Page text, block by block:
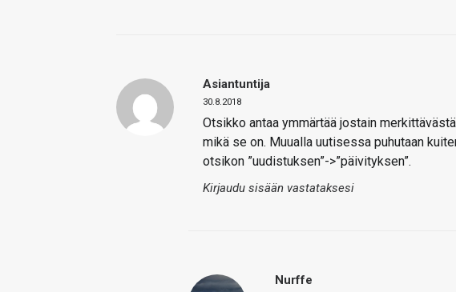
Asiantuntija
30.8.2018
Otsikko antaa ymmärtää jostain
mikä se on. Muualla uutisessa puhutaan
otsikon ”uudistuksen”->”päivityksen”.
Kirjaudu sisään vastataksesi
Nurffe